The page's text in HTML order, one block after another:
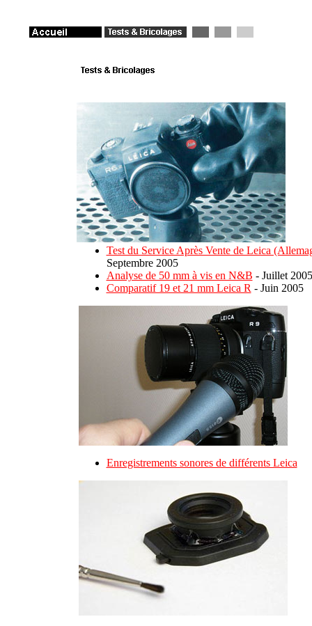
Test du Service Après Vente de Leica
Septembre 2005
Analyse de 50 mm à vis en N&B - Juillet 2005
Comparatif 19 et 21 mm Leica R - Juin 2005
Enregistrements sonores de différents Leica